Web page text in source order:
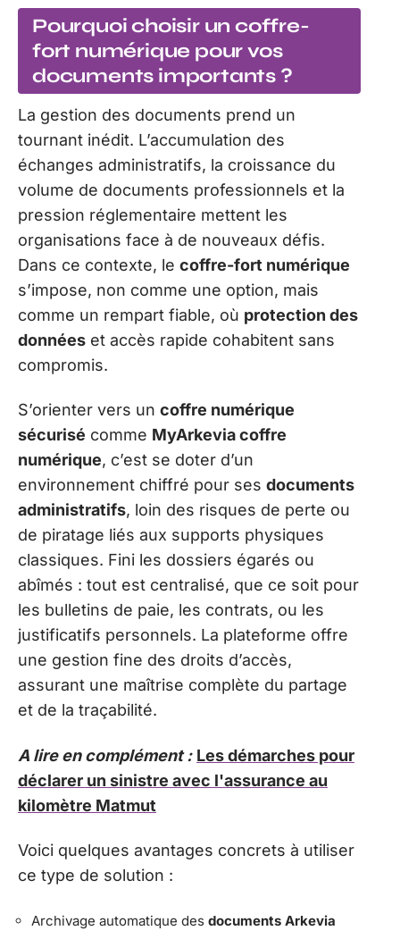
Pourquoi choisir un coffre-
fort numérique pour vos
documents importants ?
La gestion des documents prend un
tournant inédit. L’accumulation des
échanges administratifs, la croissance du
volume de documents professionnels et la
pression réglementaire mettent les
organisations face à de nouveaux défis.
Dans ce contexte, le coffre-fort numérique
s’impose, non comme une option, mais
comme un rempart fiable, où protection des
données et accès rapide cohabitent sans
compromis.
S’orienter vers un coffre numérique
sécurisé comme MyArkevia coffre
numérique, c’est se doter d’un
environnement chiffré pour ses documents
administratifs, loin des risques de perte ou
de piratage liés aux supports physiques
classiques. Fini les dossiers égarés ou
abîmés : tout est centralisé, que ce soit pour
les bulletins de paie, les contrats, ou les
justificatifs personnels. La plateforme offre
une gestion fine des droits d’accès,
assurant une maîtrise complète du partage
et de la traçabilité.
A lire en complément : Les démarches pour
déclarer un sinistre avec l'assurance au
kilomètre Matmut
Voici quelques avantages concrets à utiliser
ce type de solution :
Archivage automatique des documents Arkevia